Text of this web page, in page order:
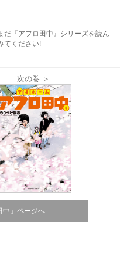
だ『アフロ田中』シリーズを読ん
てください!
次の巻 ＞
中」ページへ